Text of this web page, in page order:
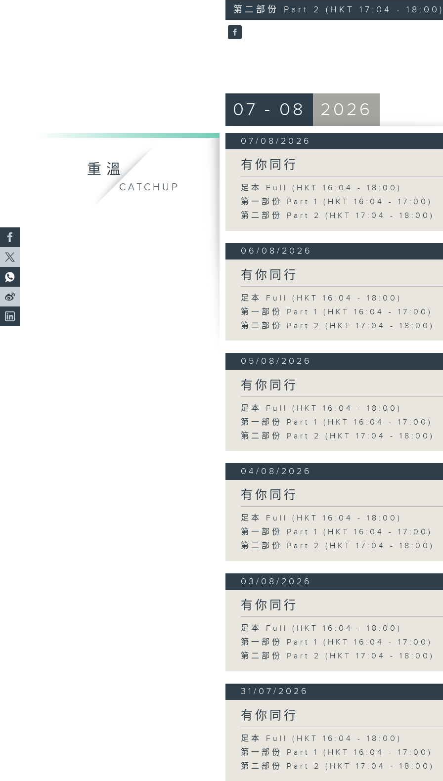
56
minutes,
9
seconds
90%
第二部份 Part 2 (HKT 17:04 - 18:00)
重溫
CATCHUP
07 - 08 2026
07/08/2026
有你同行
足本 Full (HKT 16:04 - 18:00)
第一部份 Part 1 (HKT 16:04 - 17:00)
第二部份 Part 2 (HKT 17:04 - 18:00)
06/08/2026
有你同行
足本 Full (HKT 16:04 - 18:00)
第一部份 Part 1 (HKT 16:04 - 17:00)
第二部份 Part 2 (HKT 17:04 - 18:00)
05/08/2026
有你同行
足本 Full (HKT 16:04 - 18:00)
第一部份 Part 1 (HKT 16:04 - 17:00)
第二部份 Part 2 (HKT 17:04 - 18:00)
04/08/2026
有你同行
足本 Full (HKT 16:04 - 18:00)
第一部份 Part 1 (HKT 16:04 - 17:00)
第二部份 Part 2 (HKT 17:04 - 18:00)
03/08/2026
有你同行
足本 Full (HKT 16:04 - 18:00)
第一部份 Part 1 (HKT 16:04 - 17:00)
第二部份 Part 2 (HKT 17:04 - 18:00)
31/07/2026
有你同行
足本 Full (HKT 16:04 - 18:00)
第一部份 Part 1 (HKT 16:04 - 17:00)
第二部份 Part 2 (HKT 17:04 - 18:00)